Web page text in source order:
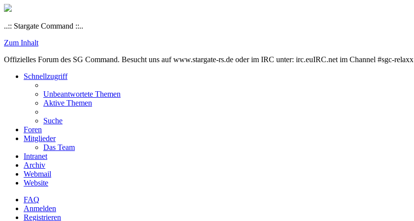
..:: Stargate Command ::..
Zum Inhalt
Offizielles Forum des SG Command. Besucht uns auf www.stargate-rs.de oder im IRC unter: irc.euIRC.net im Channel #sgc-relaxx
Schnellzugriff
Unbeantwortete Themen
Aktive Themen
Suche
Foren
Mitglieder
Das Team
Intranet
Archiv
Webmail
Website
FAQ
Anmelden
Registrieren